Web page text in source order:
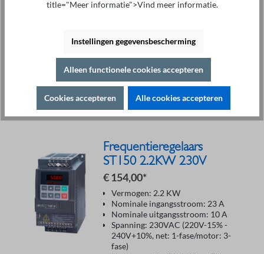
Flexibele digitale en analoge I/O's
PID-regeling
Details
Frequentieregelaars
ST150 2.2KW 230V
€ 154,00*
Vermogen: 2.2 KW
Nominale ingangsstroom: 23 A
Nominale uitgangsstroom: 10 A
Spanning: 230VAC (220V-15% -
240V+10%, net: 1-fase/motor: 3-
fase)
title="Meer informatie">Vind meer informatie.
Instellingen gegevensbescherming
Alleen functionele cookies accepteren
Cookies accepteren Alle cookies accepteren